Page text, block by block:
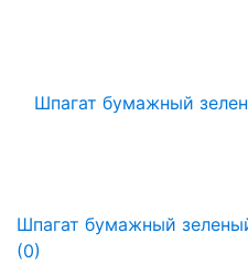
Шпагат бумажный
(0)